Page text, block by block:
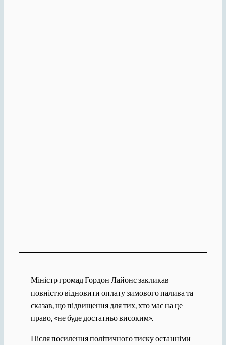
Міністр громад Гордон Лайонс закликав
повністю відновити оплату зимового палива та
сказав, що підвищення для тих, хто має на це
право, «не буде достатньо високим».
Після посилення політичного тиску останніми